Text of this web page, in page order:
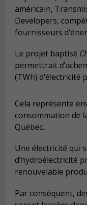
américain,
Developers,
fournisseurs
Le projet baptisé
permettrait
(TWh) d’électricité
Cela représente
consommation de
Québec.
Une électricité qui
d’hydroélectricité
renouvelable
Par conséquent,